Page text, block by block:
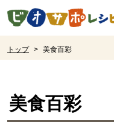
ページの先頭です。
トップ > 美食百彩
美食百彩